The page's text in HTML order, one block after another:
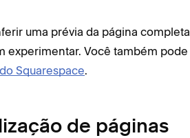
uma prévia da página
experimentar. Você também
Squarespace.
de páginas